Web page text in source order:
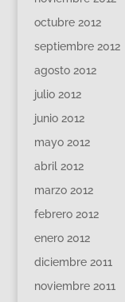
octubre 2012
septiembre 2012
agosto 2012
julio 2012
junio 2012
mayo 2012
abril 2012
marzo 2012
febrero 2012
enero 2012
diciembre 2011
noviembre 2011